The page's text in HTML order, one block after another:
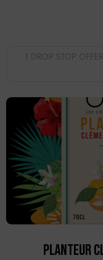
1 DROP STOP
PLANTEUR